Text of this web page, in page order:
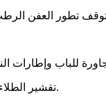
تقشير الطلاء هو أول علامة على التعفن.